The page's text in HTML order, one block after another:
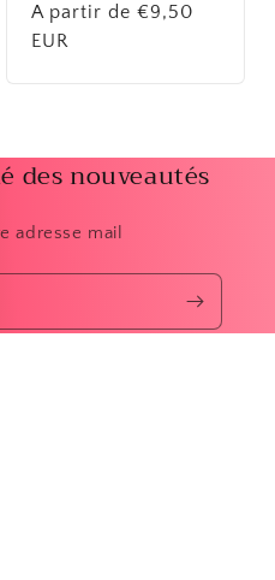
Prix
habituel
A partir de €9,50
EUR
des nouveautés
adresse mail